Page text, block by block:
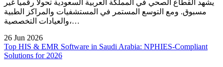
يشهد القطاع الصحي في المملكة العربية السعودية تحولاً رقمياً غير
مسبوق. ومع التوسع المستمر في المستشفيات والمراكز الطبية
والعيادات التخصصية،…
26 Jun 2026
Top HIS & EMR Software in Saudi Arabia: NPHIES-Compliant
Solutions for 2026